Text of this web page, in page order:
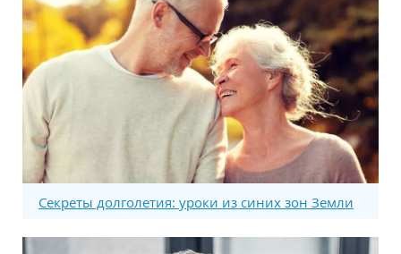
Секреты долголетия: уроки из синих зон Земли